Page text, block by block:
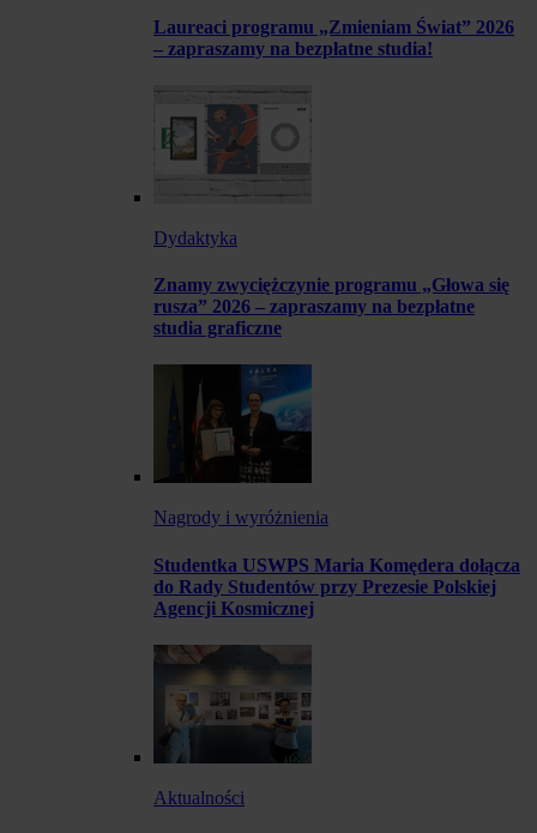
Laureaci programu „Zmieniam Świat” 2026
– zapraszamy na bezpłatne studia!
Dydaktyka
Znamy zwyciężczynie programu „Głowa się
rusza” 2026 – zapraszamy na bezpłatne
studia graficzne
Nagrody i wyróżnienia
Studentka USWPS Maria Komędera dołącza
do Rady Studentów przy Prezesie Polskiej
Agencji Kosmicznej
Aktualności